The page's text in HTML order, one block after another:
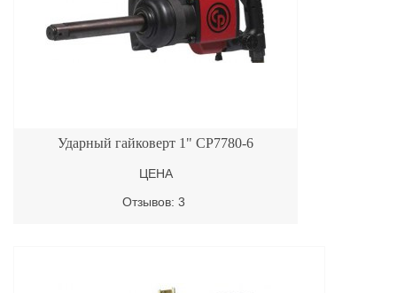
Ударный гайковерт 1" CP7780-6
ЦЕНА
Отзывов: 3